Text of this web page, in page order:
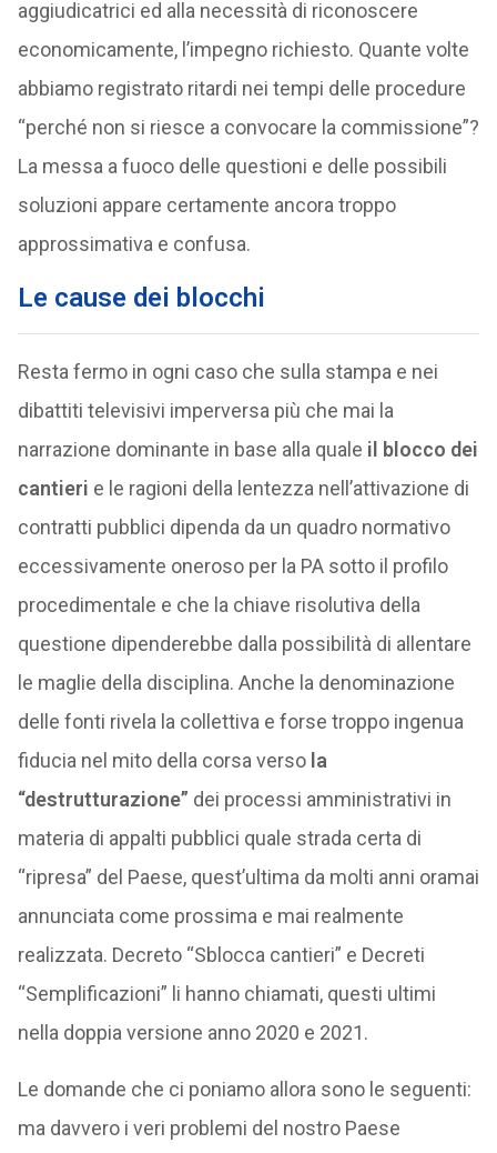
aggiudicatrici ed alla necessità di riconoscere
economicamente, l’impegno richiesto. Quante volte
abbiamo registrato ritardi nei tempi delle procedure
“perché non si riesce a convocare la commissione”?
La messa a fuoco delle questioni e delle possibili
soluzioni appare certamente ancora troppo
approssimativa e confusa.
Le cause dei blocchi
Resta fermo in ogni caso che sulla stampa e nei
dibattiti televisivi imperversa più che mai la
narrazione dominante in base alla quale il blocco dei
cantieri e le ragioni della lentezza nell’attivazione di
contratti pubblici dipenda da un quadro normativo
eccessivamente oneroso per la PA sotto il profilo
procedimentale e che la chiave risolutiva della
questione dipenderebbe dalla possibilità di allentare
le maglie della disciplina. Anche la denominazione
delle fonti rivela la collettiva e forse troppo ingenua
fiducia nel mito della corsa versola
“destrutturazione” dei processi amministrativi in
materia di appalti pubblici quale strada certa di
“ripresa” del Paese, quest’ultima da molti anni oramai
annunciata come prossima e mai realmente
realizzata. Decreto “Sblocca cantieri” e Decreti
“Semplificazioni” li hanno chiamati, questi ultimi
nella doppia versione anno 2020 e 2021.
Le domande che ci poniamo allora sono le seguenti:
ma davvero i veri problemi del nostro Paese